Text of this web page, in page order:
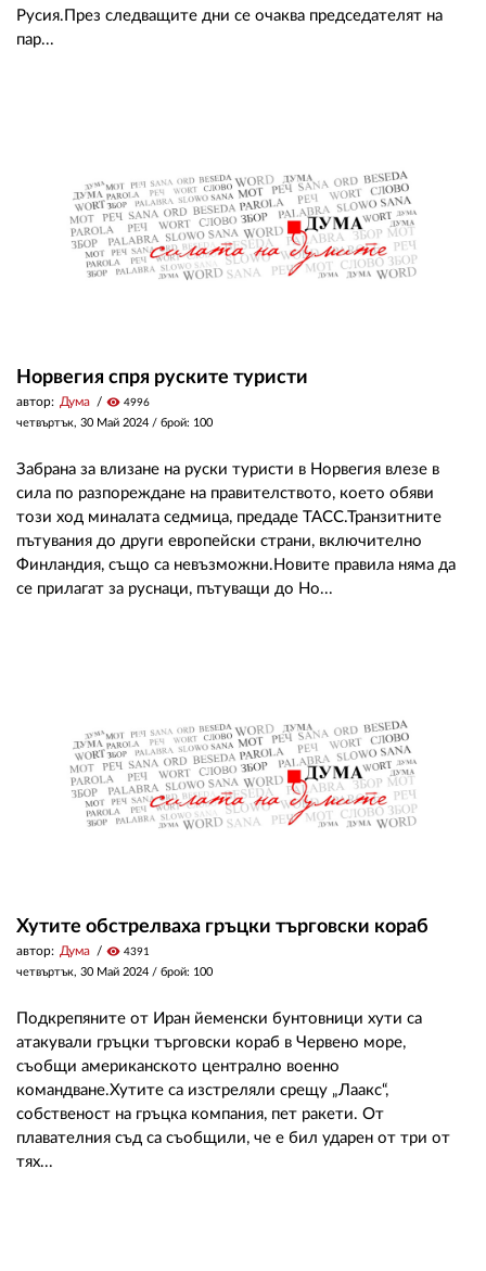
Русия.През следващите дни се очаква председателят на
пар...
Норвегия спря руските туристи
автор: Дума visibility 4996
четвъртък, 30 Май 2024 / брой: 100
Забрана за влизане на руски туристи в Норвегия влезе в
сила по разпореждане на правителството, което обяви
този ход миналата седмица, предаде ТАСС.Транзитните
пътувания до други европейски страни, включително
Финландия, също са невъзможни.Новите правила няма да
се прилагат за руснаци, пътуващи до Но...
Хутите обстрелваха гръцки търговски кораб
автор: Дума visibility 4391
четвъртък, 30 Май 2024 / брой: 100
Подкрепяните от Иран йеменски бунтовници хути са
атакували гръцки търговски кораб в Червено море,
съобщи американското централно военно
командване.Хутите са изстреляли срещу „Лаакс“,
собственост на гръцка компания, пет ракети. От
плавателния съд са съобщили, че е бил ударен от три от
тях...